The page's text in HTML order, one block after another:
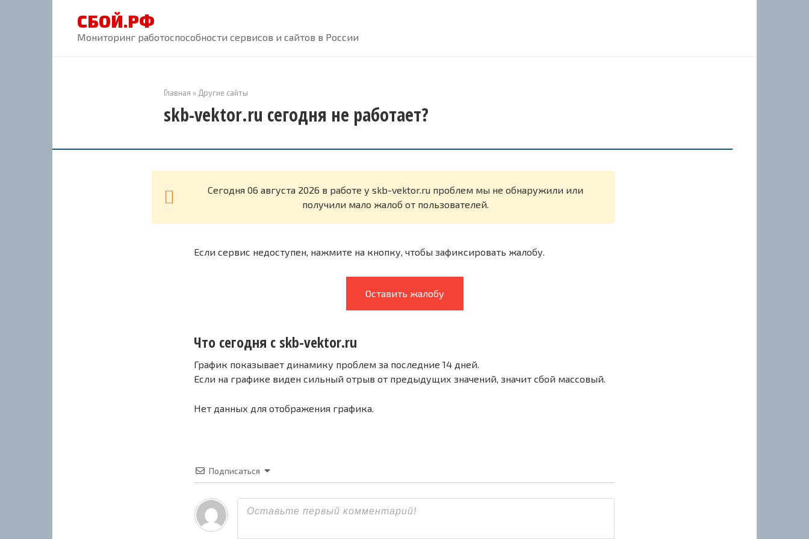
СБОЙ.РФ
Мониторинг работоспособности сервисов и сайтов в России
Главная » Другие сайты
skb-vektor.ru сегодня не работает?
Cегодня 06 августа 2026 в работе у skb-vektor.ru проблем мы не обнаружили или
получили мало жалоб от пользователей.
Если сервис недоступен, нажмите на кнопку, чтобы зафиксировать жалобу.
Оставить жалобу
Что сегодня с skb-vektor.ru
График показывает динамику проблем за последние 14 дней.
Если на графике виден сильный отрыв от предыдущих значений, значит сбой массовый.
Нет данных для отображения графика.
Подписаться